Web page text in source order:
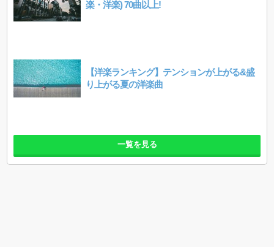
楽・洋楽) 70曲以上!
【洋楽ランキング】テンションが上がる&盛
り上がる夏の洋楽曲
一覧を見る